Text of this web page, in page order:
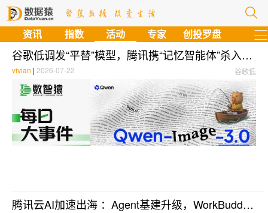
资讯 指数 活动 专家 创投罗盘
谷歌低调发“平替”模型，腾讯携“记忆智能体”杀入，英伟达市值跌破4万亿后的供应链暗战 | 每日大事件
谷歌低
vivian | 2026-07-22
腾讯云AI加速出海 ：Agent基建升级，WorkBuddy、Miora全球上线